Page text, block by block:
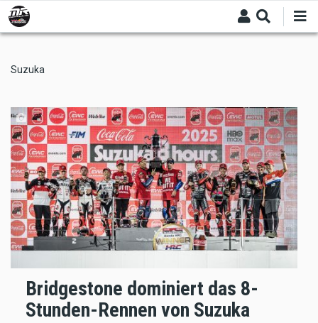
Skip
to
main
Suzuka
Bridgestone dominiert das 8-
Stunden-Rennen von Suzuka